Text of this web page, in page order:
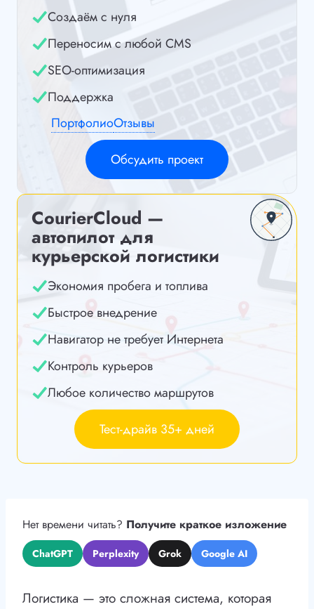
Создаём с нуля
Переносим с любой CMS
SEO-оптимизация
Поддержка
ПортфолиоОтзывы
Обсудить проект
CourierCloud —
автопилот для
курьерской логистики
Экономия пробега и топлива
Быстрое внедрение
Навигатор не требует Интернета
Контроль курьеров
Любое количество маршрутов
Тест-драйв 35+ дней
Нет времени читать? Получите краткое изложение
ChatGPT Perplexity Grok Google AI
Логистика — это сложная система, которая